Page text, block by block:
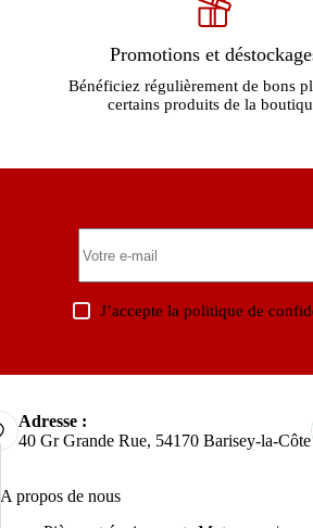
Promotions et
Bénéficiez régulièrement de bons
certains produits de la
J’accepte lapolitique de
Adresse :
40 Gr Grande Rue, 54170 Barisey-la-Côte
A propos de nous